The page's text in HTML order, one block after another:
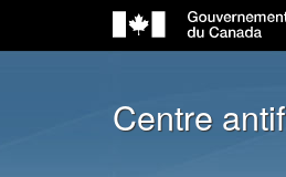
Centre